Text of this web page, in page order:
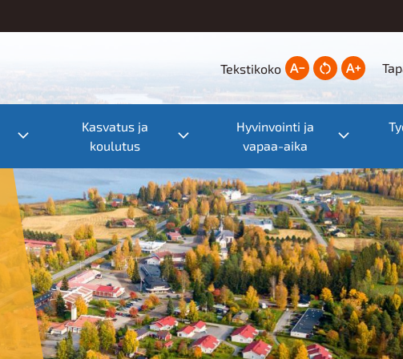
Tekstikoko
Toggle submenu
Kasvatus ja
koulutus
Toggle submenu
Hyvinvointi ja
vapaa-aika
Toggle
Terveet